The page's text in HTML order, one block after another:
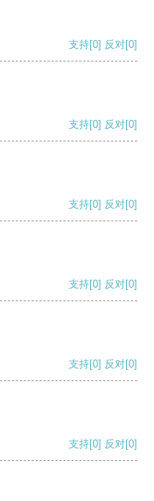
支持[0] 反对[0]
支持[0] 反对[0]
支持[0] 反对[0]
支持[0] 反对[0]
支持[0] 反对[0]
支持[0] 反对[0]